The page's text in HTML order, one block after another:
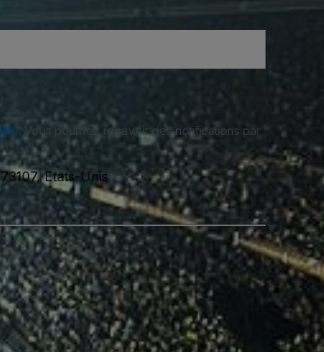
. Vous pourriez recevoir des notifications par
Etats-Unis